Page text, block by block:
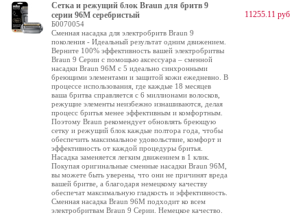
Сетка и режущий блок Braun для бритв 9
серии 96M серебристый
Б0070054
Сменная насадка для электробритв Braun 9
поколения - Идеальный результат одним движением.
Верните 100% эффективность вашей электробритвы
Braun 9 Серии с помощью аксессуара – сменной
насадки Braun 96M с 5 идеально синхронными
бреющими элементами и защитой кожи ежедневно. В
процессе использования, где каждые 18 месяцев
ваша бритва справляется с 6 миллионами волосков,
режущие элементы неизбежно изнашиваются, делая
процесс бритья менее эффективным и комфортным.
Поэтому Braun рекомендует обновлять бреющую
сетку и режущий блок каждые полтора года, чтобы
обеспечить максимальное удовольствие, комфорт и
эффективность от каждой процедуры бритья.
Насадка заменяется легким движением в 1 клик.
Покупая оригинальные сменные насадки Braun 96M,
вы можете быть уверены, что они не причинят вреда
вашей бритве, а благодаря немецкому качеству
обеспечат максимальную гладкость и эффективность.
Сменная насадка Braun 96M подходит ко всем
электробритвам Braun 9 Серии. Немецкое качество.
11255.11 руб